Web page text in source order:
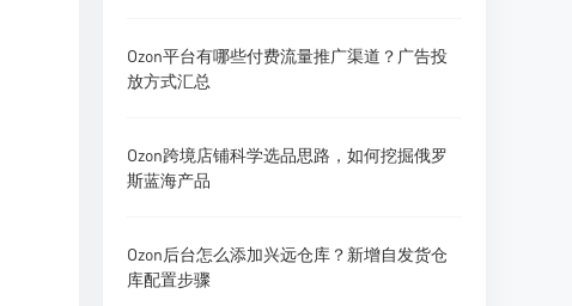
Ozon平台有哪些付费流量推广渠道？广告投
放方式汇总
Ozon跨境店铺科学选品思路，如何挖掘俄罗
斯蓝海产品
Ozon后台怎么添加兴远仓库？新增自发货仓
库配置步骤